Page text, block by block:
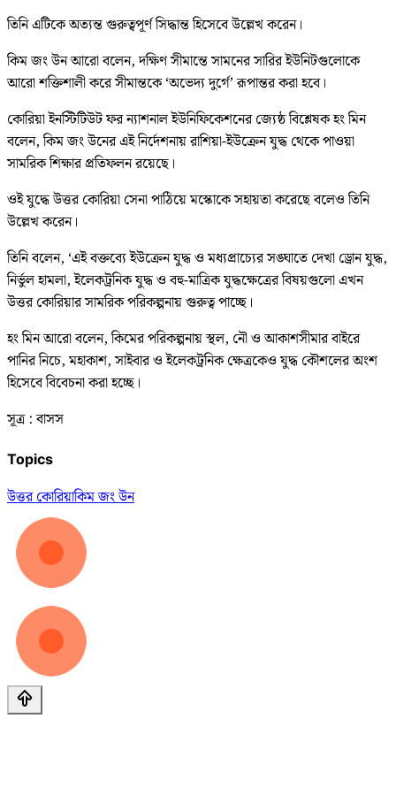
তিনি এটিকে অত্যন্ত গুরুত্বপূর্ণ সিদ্ধান্ত হিসেবে উল্লেখ করেন।
কিম জং উন আরো বলেন, দক্ষিণ সীমান্তে সামনের সারির ইউনিটগুলোকে
আরো শক্তিশালী করে সীমান্তকে ‘অভেদ্য দুর্গে’ রূপান্তর করা হবে।
কোরিয়া ইনস্টিটিউট ফর ন্যাশনাল ইউনিফিকেশনের জ্যেষ্ঠ বিশ্লেষক হং মিন
বলেন, কিম জং উনের এই নির্দেশনায় রাশিয়া-ইউক্রেন যুদ্ধ থেকে পাওয়া
সামরিক শিক্ষার প্রতিফলন রয়েছে।
ওই যুদ্ধে উত্তর কোরিয়া সেনা পাঠিয়ে মস্কোকে সহায়তা করেছে বলেও তিনি
উল্লেখ করেন।
তিনি বলেন, ‘এই বক্তব্যে ইউক্রেন যুদ্ধ ও মধ্যপ্রাচ্যের সঙ্ঘাতে দেখা ড্রোন যুদ্ধ,
নির্ভুল হামলা, ইলেকট্রনিক যুদ্ধ ও বহু-মাত্রিক যুদ্ধক্ষেত্রের বিষয়গুলো এখন
উত্তর কোরিয়ার সামরিক পরিকল্পনায় গুরুত্ব পাচ্ছে।
হং মিন আরো বলেন, কিমের পরিকল্পনায় স্থল, নৌ ও আকাশসীমার বাইরে
পানির নিচে, মহাকাশ, সাইবার ও ইলেকট্রনিক ক্ষেত্রকেও যুদ্ধ কৌশলের অংশ
হিসেবে বিবেচনা করা হচ্ছে।
সূত্র : বাসস
Topics
উত্তর কোরিয়াকিম জং উন